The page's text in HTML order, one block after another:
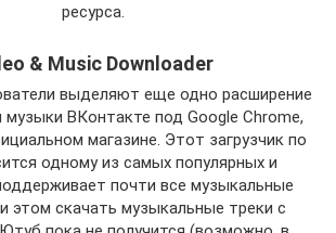
ресурса.
& Music Downloader
выделяют еще одно расширение
музыки ВКонтакте под Google Chrome,
магазине. Этот загрузчик по
одному из самых популярных и
почти все музыкальные
этом скачать музыкальные треки с